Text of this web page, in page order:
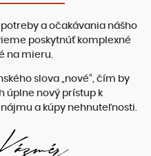
a očakávania nášho
poskytnúť komplexné
na mieru.
slova „nové“, čím by
úplne nový prístup k
a kúpy nehnuteľnosti.